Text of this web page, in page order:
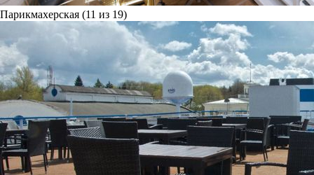
Парикмахерская (11 из 19)